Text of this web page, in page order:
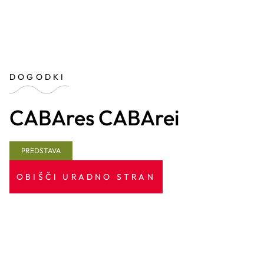
DOGODKI
CABAres CABArei
PREDSTAVA
OBIŠČI URADNO STRAN